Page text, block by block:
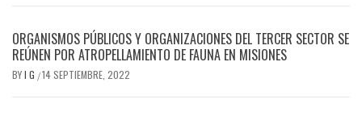
ORGANISMOS PÚBLICOS Y ORGANIZACIONES DEL TERCER SECTOR SE
REÚNEN POR ATROPELLAMIENTO DE FAUNA EN MISIONES
BYI G /14 SEPTIEMBRE, 2022